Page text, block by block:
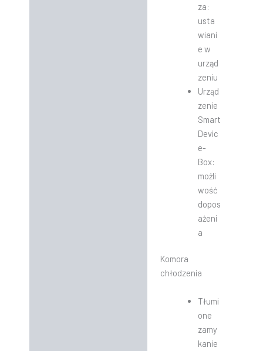
za:
usta
wiani
e w
urząd
zeniu
Urząd
zenie
Smart
Devic
e-
Box:
możli
wość
dopos
ażeni
a
Komora
chłodzenia
Tłumi
one
zamy
kanie